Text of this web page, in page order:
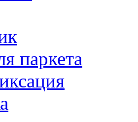
паркета